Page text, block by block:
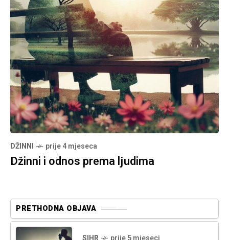
DŽINNI prije 4 mjeseca
Džinni i odnos prema ljudima
PRETHODNA OBJAVA